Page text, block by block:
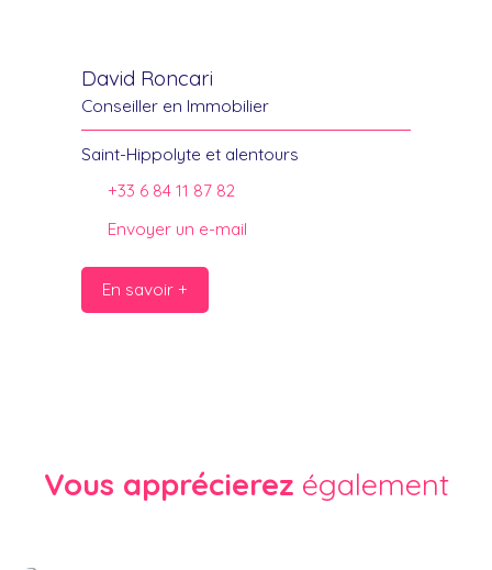
David Roncari
Conseiller en Immobilier
Saint-Hippolyte et alentours
+33 6 84 11 87 82
Envoyer un e-mail
En savoir +
Vous apprécierez également